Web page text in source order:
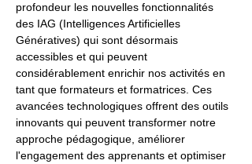
profondeur les nouvelles fonctionnalités
des IAG (Intelligences Artificielles
Génératives) qui sont désormais
accessibles et qui peuvent
considérablement enrichir nos activités en
tant que formateurs et formatrices. Ces
avancées technologiques offrent des outils
innovants qui peuvent transformer notre
approche pédagogique, améliorer
l'engagement des apprenants et optimiser